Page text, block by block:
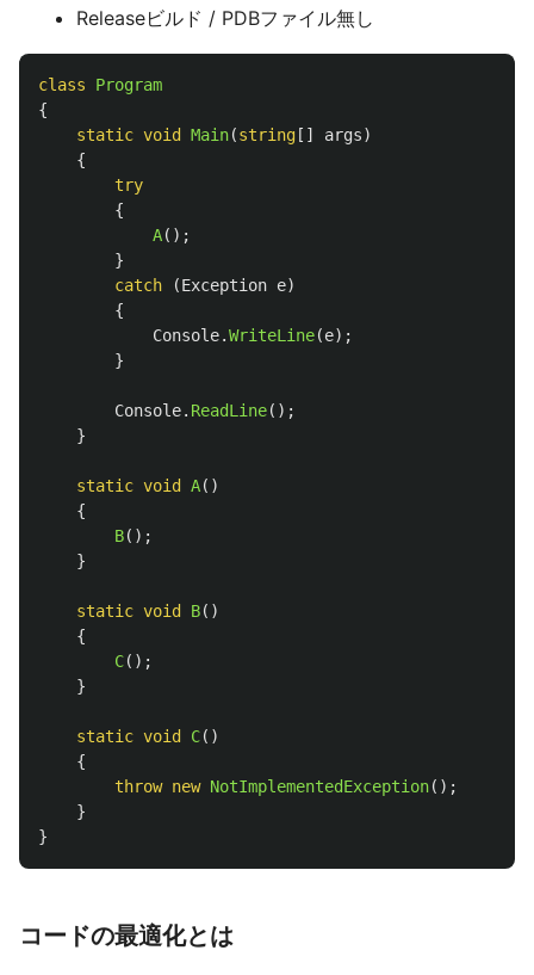
Releaseビルド / PDBファイル無し
class
Program
{
static void Main(string [] args)
{
try
{
A();
}
catch
(Exception e)
{
Console.WriteLine(e);
}
Console. ReadLine();
}
static void A()
{
B();
}
static void B()
{
C();
}
static void C()
{
throw new NotImplementedException();
}
}
コードの最適化とは